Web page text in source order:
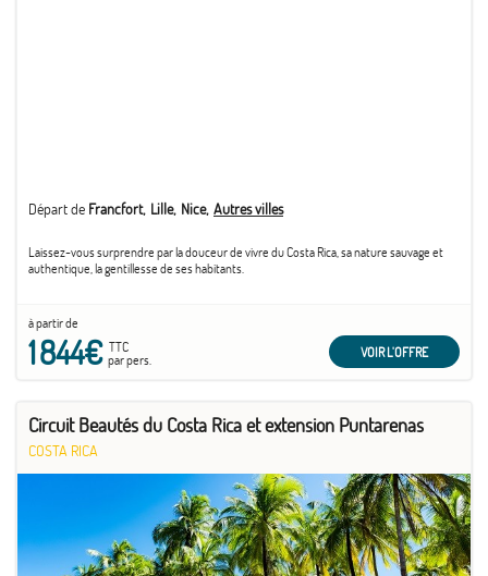
Départ de Francfort Lille Nice Autres villes
Laissez-vous surprendre par la douceur de vivre du Costa Rica, sa nature sauvage et
authentique, la gentillesse de ses habitants.
à partir de
1 844€TTC
par pers.
VOIR L'OFFRE
Circuit Beautés du Costa Rica et extension Puntarenas
COSTA RICA